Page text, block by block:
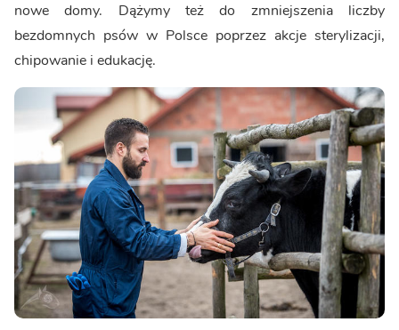
nowe domy. Dążymy też do zmniejszenia liczby
bezdomnych psów w Polsce poprzez akcje sterylizacji,
chipowanie i edukację.